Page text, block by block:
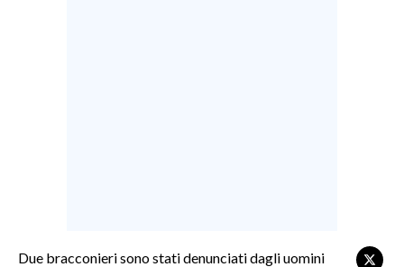
Due bracconieri sono stati denunciati dagli uomini